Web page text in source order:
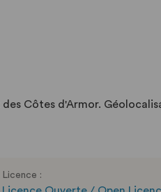
Côtes d'Armor.
Licence :